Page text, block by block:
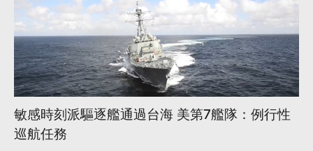
敏感時刻派驅逐艦通過台海 美第7艦隊：例行性
巡航任務